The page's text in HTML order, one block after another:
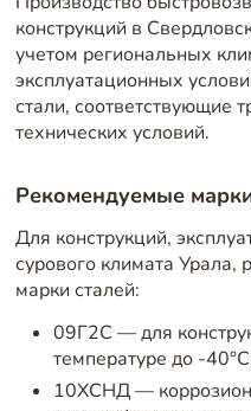
конструкций в
учетом региональных
эксплуатационных
стали, соответствующие
технических условий.
Рекомендуемые
Для конструкций,
сурового климата
марки сталей:
09Г2С — для
температуре до -
10ХСНД —